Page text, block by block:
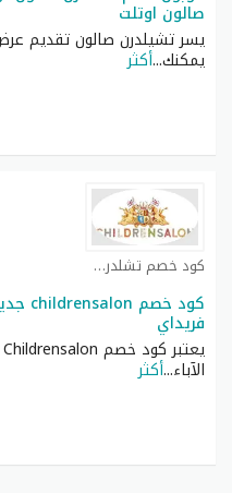
صالون اوتلت
يسر تشيلدرن صالون تقديم
يمكنك...أكثر
كود خصم تشلدرن صالون كوبون
فريداي
الآباء...أكثر